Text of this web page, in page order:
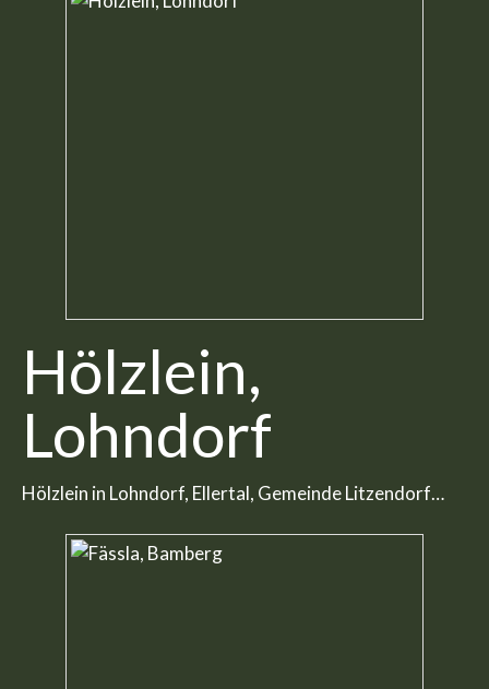
Hölzlein,
Lohndorf
Hölzlein in Lohndorf, Ellertal, Gemeinde Litzendorf…